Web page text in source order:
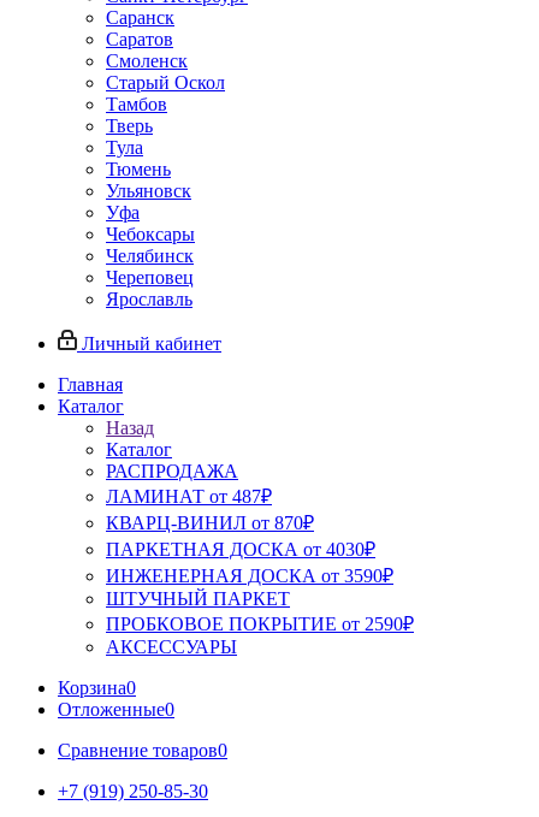
Саранск
Саратов
Смоленск
Старый Оскол
Тамбов
Тверь
Тула
Тюмень
Ульяновск
Уфа
Чебоксары
Челябинск
Череповец
Ярославль
Личный кабинет
Главная
Каталог
Назад
Каталог
РАСПРОДАЖА
ЛАМИНАТ от 487₽
КВАРЦ-ВИНИЛ от 870₽
ПАРКЕТНАЯ ДОСКА от 4030₽
ИНЖЕНЕРНАЯ ДОСКА от 3590₽
ШТУЧНЫЙ ПАРКЕТ
ПРОБКОВОЕ ПОКРЫТИЕ от 2590₽
АКСЕССУАРЫ
Корзина0
Отложенные0
Сравнение товаров0
+7 (919) 250-85-30